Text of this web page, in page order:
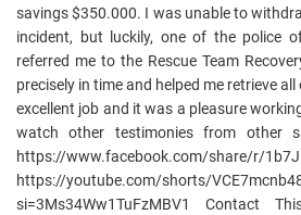
savings $350.000. I was unable to
incident, but luckily, one of the police
referred me to the Rescue Team
precisely in time and helped me retrieve
excellent job and it was a pleasure
watch other testimonies from other
https://www.facebook.com/share/r/
https://youtube.com/shorts/
si=3Ms34Ww1TuFzMBV1 Contact